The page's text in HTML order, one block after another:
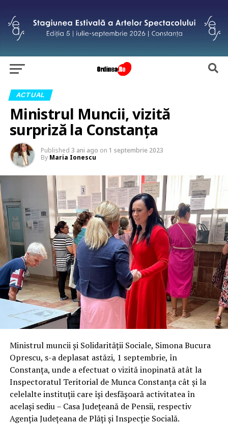
ACTUAL
Ministrul Muncii, vizită
surpriză la Constanța
Published 3 ani ago on 1 septembrie 2023
By Maria Ionescu
Ministrul muncii și Solidarității Sociale, Simona Bucura
Oprescu, s-a deplasat astăzi, 1 septembrie, în
Constanța, unde a efectuat o vizită inopinată atât la
Inspectoratul Teritorial de Munca Constanța cât și la
celelalte instituții care își desfășoară activitatea în
același sediu – Casa Județeană de Pensii, respectiv
Agenția Județeana de Plăți și Inspecție Socială.